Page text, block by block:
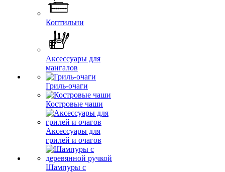
Коптильни
Аксессуары для
мангалов
Гриль-очаги
Костровые чаши
Аксессуары для
грилей и очагов
Шампуры с